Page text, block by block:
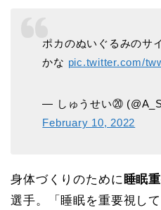
ポカのぬいぐるみのサ
かな pic.twitter.com/
— しゅうせい⑳
February 10, 2022
身体づくりのために 睡眠
選手。「睡眠を重要視し